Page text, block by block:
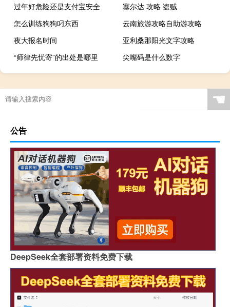
过年好危险还是支付宝安全
塞尔达 攻略 盗贼
怎么训练狗狗叼东西
云南旅游攻略自助游攻略
夜大报名时间
亚利桑那阳光文字攻略
“师律先忧寄”的出处是哪里
尖嘴码是什么数字
☚
公告
DeepSeek全套部署资料免费下载